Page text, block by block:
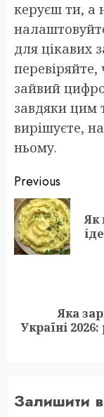
керуєш ти, а
для цікавих
перевіряйте,
зайвий
завдяки цим
вирішуєте,
ньому.
Post
Previous
Як
post:
Яка
Україні
Залишити